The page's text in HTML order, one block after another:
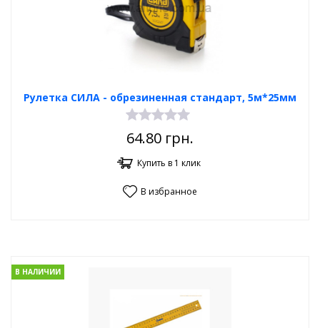
Рулетка СИЛА - обрезиненная стандарт, 5м*25мм
64.80 грн.
Купить в 1 клик
В избранное
В НАЛИЧИИ